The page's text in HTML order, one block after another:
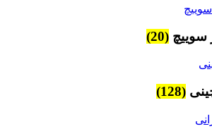
سوییچ (20)
(128)